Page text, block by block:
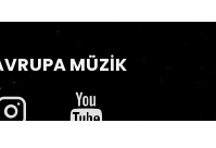
MÜZIK